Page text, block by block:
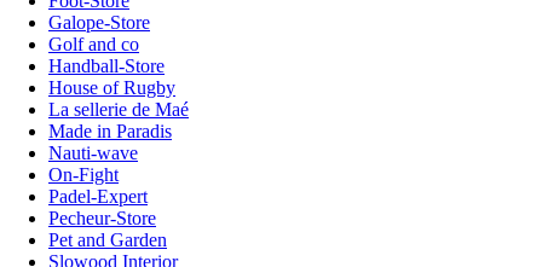
Galope-Store
Golf and co
Handball-Store
House of Rugby
La sellerie de Maé
Made in Paradis
Nauti-wave
On-Fight
Padel-Expert
Pecheur-Store
Pet and Garden
Slowood Interior